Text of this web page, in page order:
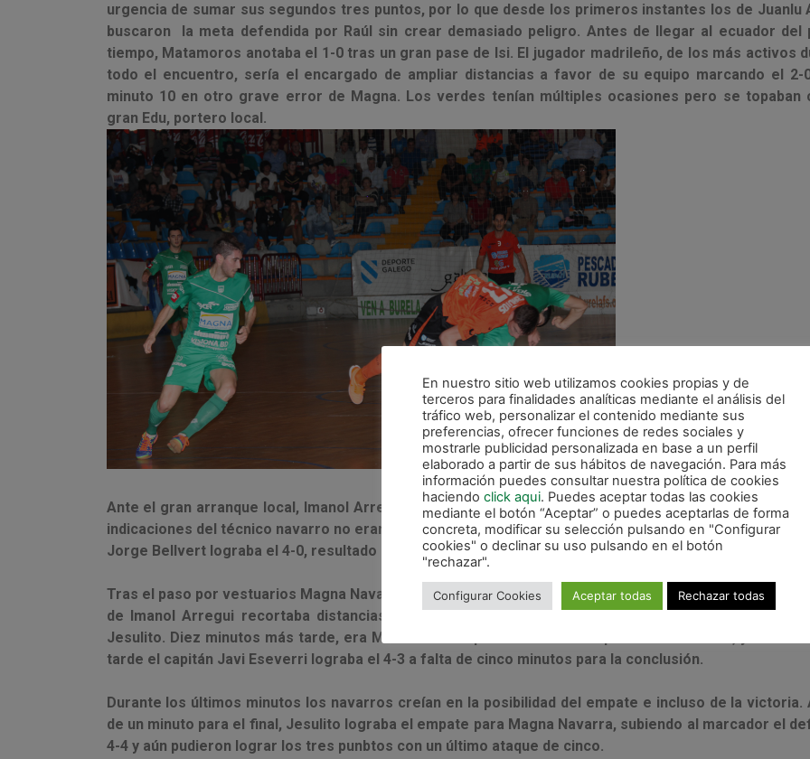
urgencia de sumar sus segundos tres puntos, por lo que desde los primeros instantes los de Juanlu
buscaron la meta defendida por Raúl sin crear demasiado peligro. Antes de llegar al ecuador del
tiempo, Matamoros anotaba el 1-0 tras un gran pase de Isi. El jugador madrileño, de los más activos
todo el encuentro, sería el encargado de ampliar distancias a favor de su equipo marcando el 2-
minuto 10 en otro grave error de Magna. Los verdes tenían múltiples ocasiones pero se topaban
gran Edu, portero local.
Ante el gran arranque local, Imanol Arregui solicitaba tiempo muerto para reorganizar a los suyos,
indicaciones del técnico navarro no eran suficientes para evitar el 3-0 obra de Antoñito. Antes del
Jorge Bellvert lograba el 4-0, resultado con el que se llegaría al final de los primeros veinte minutos.
Tras el paso por vestuarios Magna Navarra saltó a la pista con el objetivo de levantar el encuentro. El
de Imanol Arregui recortaba distancias a los cuatro minutos del segundo tiempo gracias a un
Jesulito. Diez minutos más tarde, era Marc Tolrá el que anotaría el 4-2 para los visitantes, y un
tarde el capitán Javi Eseverri lograba el 4-3 a falta de cinco minutos para la conclusión.
Durante los últimos minutos los navarros creían en la posibilidad del empate e incluso de la victoria.
de un minuto para el final, Jesulito lograba el empate para Magna Navarra, subiendo al marcador el
4-4 y aún pudieron lograr los tres punbtos con un último ataque de cinco.
En nuestro sitio web utilizamos cookies propias y de
terceros para finalidades analíticas mediante el análisis del
tráfico web, personalizar el contenido mediante sus
preferencias, ofrecer funciones de redes sociales y
mostrarle publicidad personalizada en base a un perfil
elaborado a partir de sus hábitos de navegación. Para más
información puedes consultar nuestra política de cookies
haciendo click aqui. Puedes aceptar todas las cookies
mediante el botón “Aceptar” o puedes aceptarlas de forma
concreta, modificar su selección pulsando en "Configurar
cookies" o declinar su uso pulsando en el botón
"rechazar".
Configurar Cookies Aceptar todas Rechazar todas